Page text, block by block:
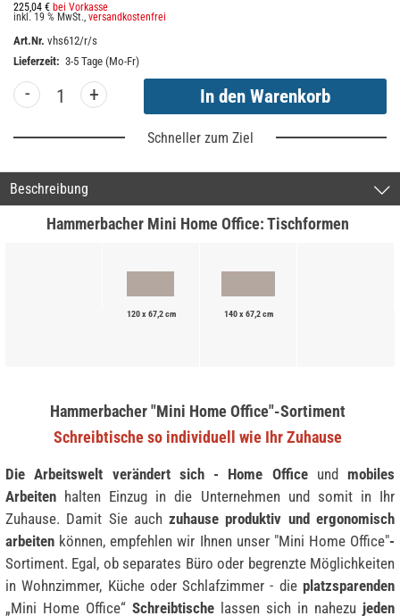
225,04 € bei Vorkasse
inkl. 19 % MwSt., versandkostenfrei
Art.Nr. vhs612/r/s
Lieferzeit: 3-5 Tage (Mo-Fr)
- +
Schneller zum Ziel
Beschreibung
Hammerbacher Mini Home Office: Tischformen
120 x 67,2 cm 140 x 67,2 cm
Hammerbacher "Mini Home Office"-Sortiment
Schreibtische so individuell wie Ihr Zuhause
Die Arbeitswelt verändert sich - Home Officeund mobiles
Arbeiten halten Einzug in die Unternehmen und somit in Ihr
Zuhause. Damit Sie auchzuhause produktiv und ergonomisch
arbeiten können, empfehlen wir Ihnen unser "Mini Home Office"-
Sortiment. Egal, ob separates Büro oder begrenzte Möglichkeiten
in Wohnzimmer, Küche oder Schlafzimmer - die platzsparenden
„Mini Home Office“ Schreibtische lassen sich in nahezu jeden